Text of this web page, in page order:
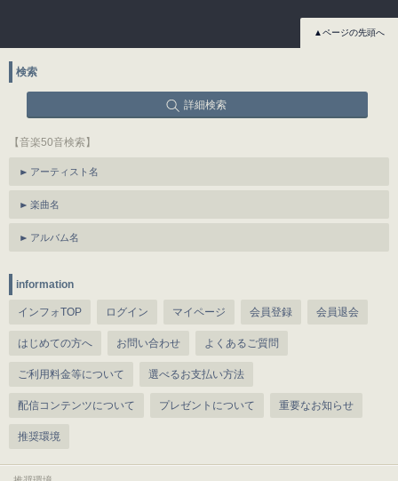
▲ページの先頭へ
検索
詳細検索
【音楽50音検索】
アーティスト名
楽曲名
アルバム名
information
インフォTOP ログイン マイページ 会員登録 会員退会
はじめての方へ お問い合わせ よくあるご質問
ご利用料金等について 選べるお支払い方法
配信コンテンツについて プレゼントについて 重要なお知らせ
推奨環境